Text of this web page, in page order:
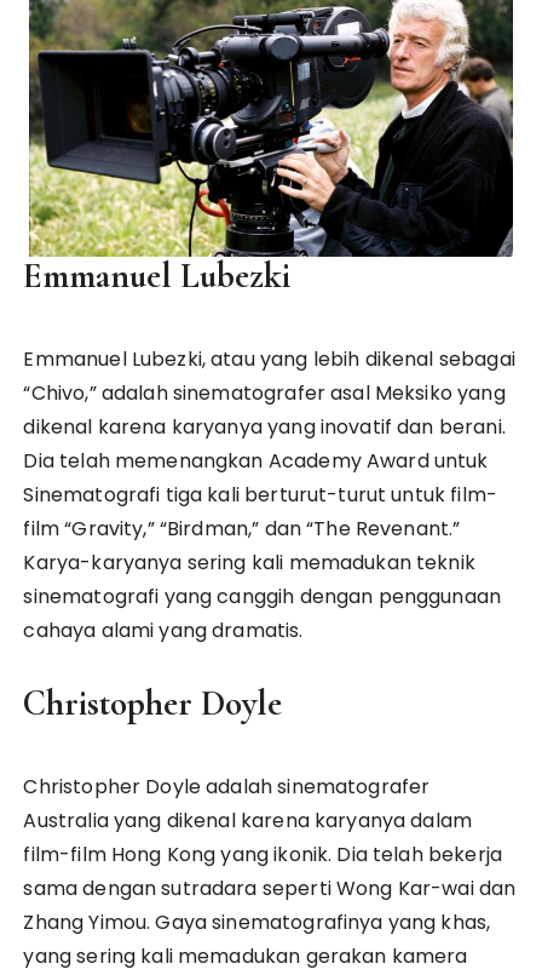
Emmanuel Lubezki
Emmanuel Lubezki, atau yang lebih dikenal sebagai
“Chivo,” adalah sinematografer asal Meksiko yang
dikenal karena karyanya yang inovatif dan berani.
Dia telah memenangkan Academy Award untuk
Sinematografi tiga kali berturut-turut untuk film-
film “Gravity,” “Birdman,” dan “The Revenant.”
Karya-karyanya sering kali memadukan teknik
sinematografi yang canggih dengan penggunaan
cahaya alami yang dramatis.
Christopher Doyle
Christopher Doyle adalah sinematografer
Australia yang dikenal karena karyanya dalam
film-film Hong Kong yang ikonik. Dia telah bekerja
sama dengan sutradara seperti Wong Kar-wai dan
Zhang Yimou. Gaya sinematografinya yang khas,
yang sering kali memadukan gerakan kamera